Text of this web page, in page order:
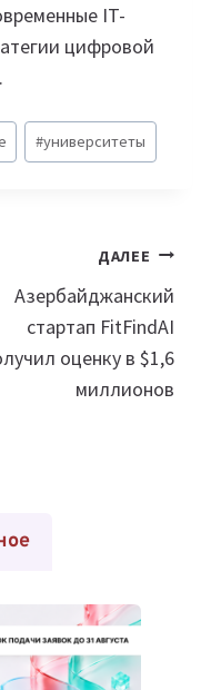
IT-
цифровой
#университеты
ДАЛЕЕ
Азербайджанский
стартап FitFindAI
оценку в $1,6
миллионов